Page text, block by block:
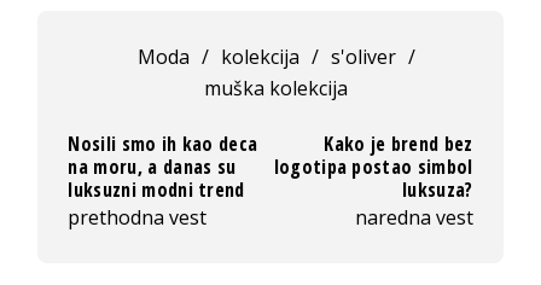
Moda / kolekcija / s'oliver /
muška kolekcija
Nosili smo ih kao deca
na moru, a danas su
luksuzni modni trend
prethodna vest
Kako je brend bez
logotipa postao simbol
luksuza?
naredna vest